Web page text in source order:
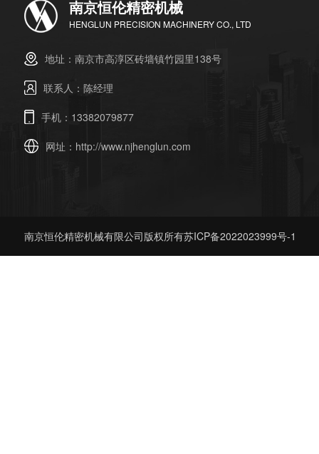
南京恒伦精密机械
HENGLUN PRECISION MACHINERY CO., LTD
地址：南京市高淳区砖墙镇竹园里138号
联系人：陈经理
手机：13382079877
网址： http://www.njhenglun.com
南京恒伦精密机械有限公司版权所有苏ICP备2022023999号-1